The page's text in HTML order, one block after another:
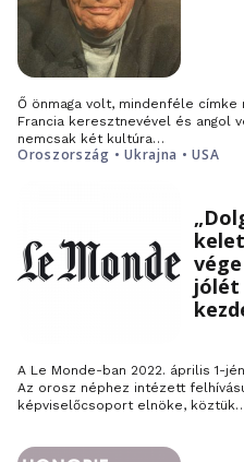
Ő önmaga volt, mindenféle címke
Francia keresztnevével és angol
nemcsak két kultúra…
Oroszország • Ukrajna • USA
jólét
A Le Monde-ban 2022. április 1-
Az orosz néphez intézett
képviselőcsoport elnöke,